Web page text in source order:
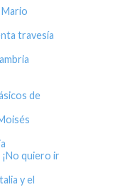
travesía
de
quiero ir
y el